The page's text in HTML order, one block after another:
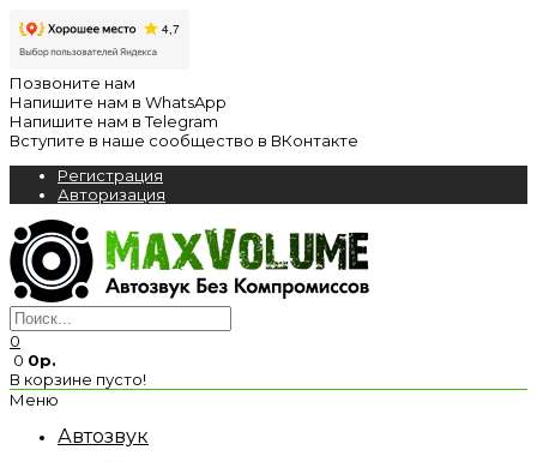
Позвоните нам
Напишите нам в WhatsApp
Напишите нам в Telegram
Вступите в наше сообщество в ВКонтакте
Регистрация
Авторизация
0
0 0р.
В корзине пусто!
Меню
Автозвук